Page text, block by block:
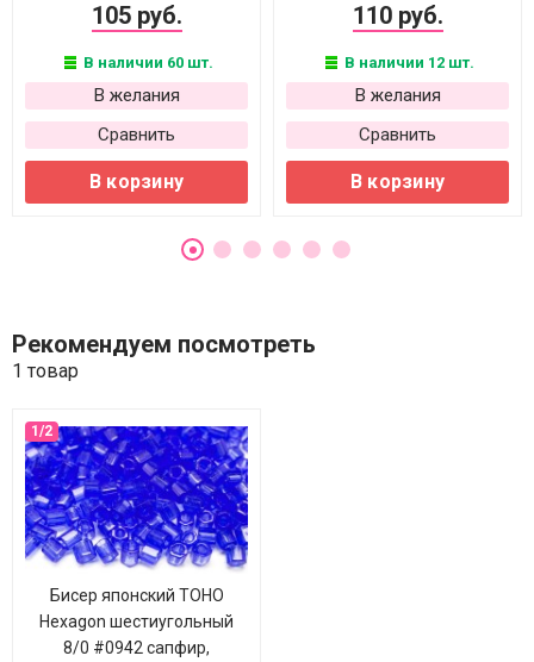
105 руб.
В наличии 60 шт.
В желания
Сравнить
В корзину
110 руб.
В наличии 12 шт.
В желания
Сравнить
В корзину
Рекомендуем посмотреть
1 товар
Бисер японский TOHO
Hexagon шестиугольный
8/0 #0942 сапфир,